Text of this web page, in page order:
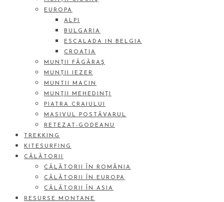
EUROPA
ALPI
BULGARIA
ESCALADA IN BELGIA
CROATIA
MUNȚII FĂGĂRAŞ
MUNȚII IEZER
MUNTII MACIN
MUNŢII MEHEDINŢI
PIATRA CRAIULUI
MASIVUL POSTĂVARUL
RETEZAT-GODEANU
TREKKING
KITESURFING
CĂLĂTORII
CĂLĂTORII ÎN ROMÂNIA
CĂLĂTORII ÎN EUROPA
CĂLĂTORII ÎN ASIA
RESURSE MONTANE